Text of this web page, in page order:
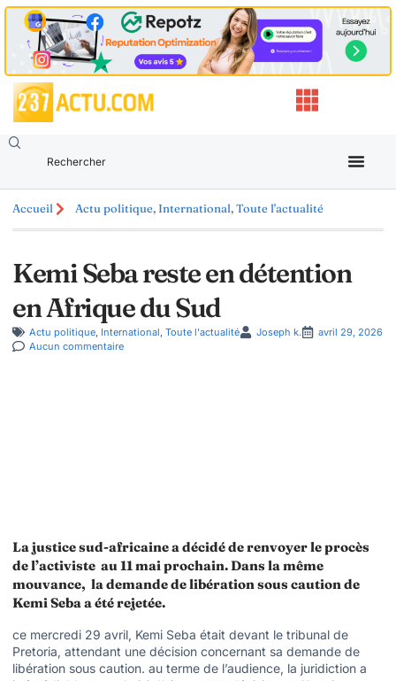
Accueil Actu politique, International,Toute l'actualité
Kemi Seba reste en détention
en Afrique du Sud
Actu politique International Toute l'actualité Joseph k.
avril 29, 2026
Aucun commentaire
La justice sud-africaine a décidé derenvoyer le procès
de l’activiste au 11 mai prochain. Dans la même
mouvance, la demande de libération sous caution de
Kemi Sebaa été rejetée.
ce mercredi 29 avril, Kemi Seba était devant le tribunal de
Pretoria, attendant une décision concernant sa demande de
libération sous caution. au terme de l’audience, la juridiction a